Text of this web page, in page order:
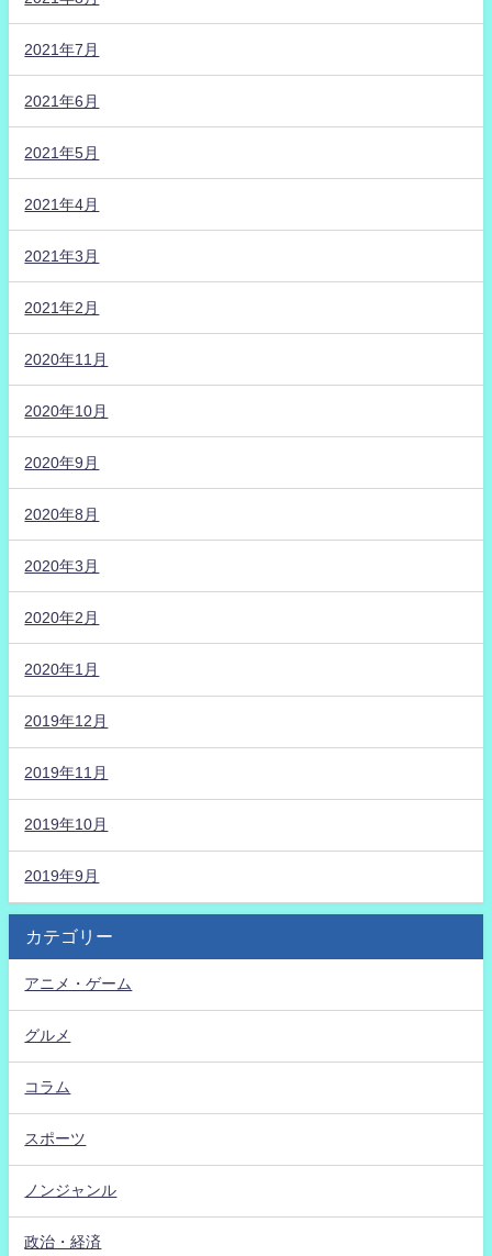
2021年7月
2021年6月
2021年5月
2021年4月
2021年3月
2021年2月
2020年11月
2020年10月
2020年9月
2020年8月
2020年3月
2020年2月
2020年1月
2019年12月
2019年11月
2019年10月
2019年9月
カテゴリー
アニメ・ゲーム
グルメ
コラム
スポーツ
ノンジャンル
政治・経済